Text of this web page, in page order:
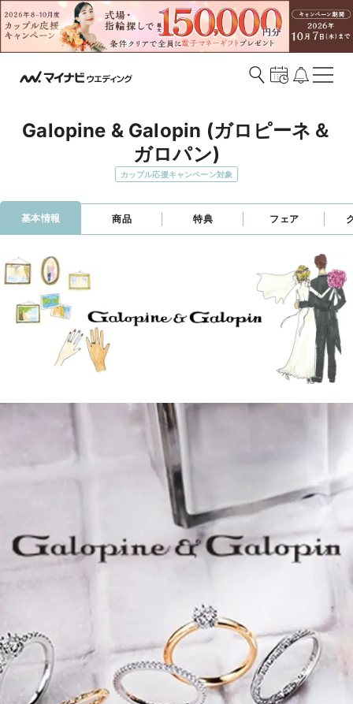
Galopine & Galopin (ガロピーネ＆
ガロパン)
カップル応援キャンペーン対象
基本情報 商品 特典 フェア